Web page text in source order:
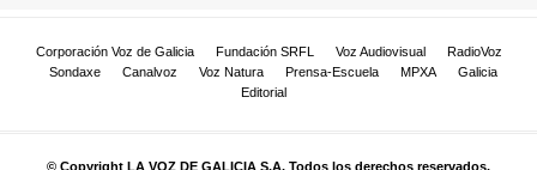
Corporación Voz de Galicia Fundación SRFL Voz Audiovisual
RadioVoz
Sondaxe
Canalvoz Voz Natura Prensa-Escuela MPXA
Galicia
Editorial
© Copyright LA VOZ DE GALICIA S.A. Todos los derechos reservados.